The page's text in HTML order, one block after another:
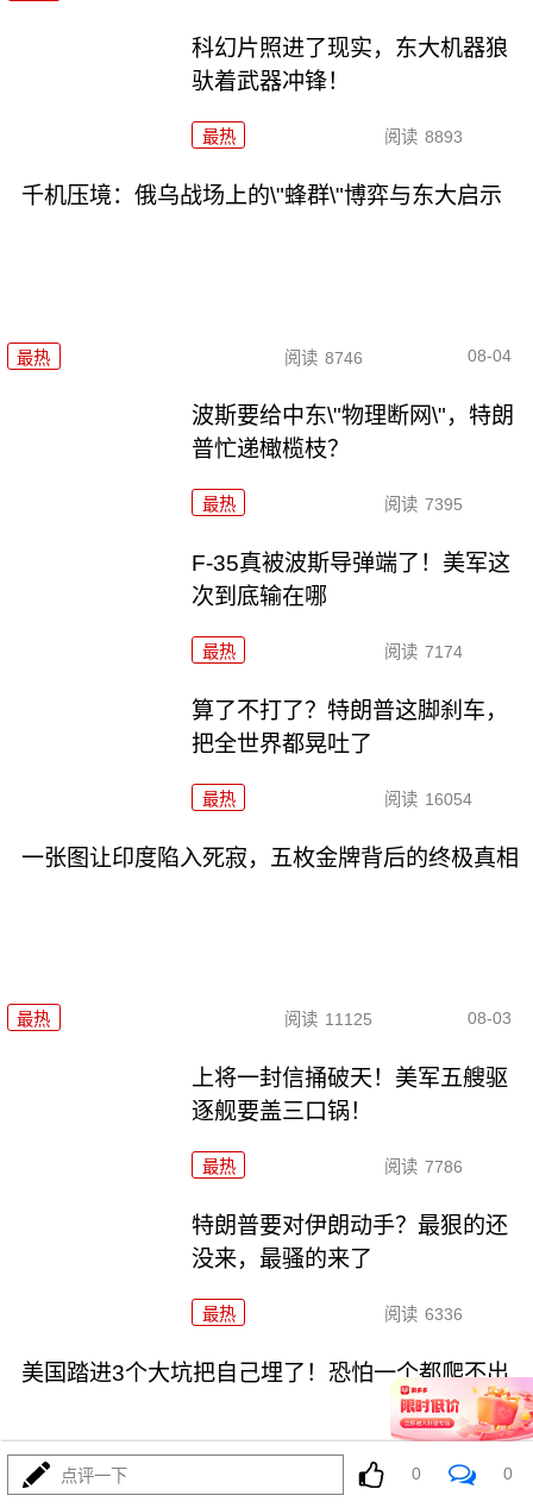
科幻片照进了现实，东大机器狼
驮着武器冲锋！
最热 阅读 8893
千机压境：俄乌战场上的\"蜂群\"博弈与东大启示
最热 阅读 8746 08-04
波斯要给中东\"物理断网\"，特朗
普忙递橄榄枝？
最热 阅读 7395
F-35真被波斯导弹端了！美军这
次到底输在哪
最热 阅读 7174
算了不打了？特朗普这脚刹车，
把全世界都晃吐了
最热 阅读 16054
一张图让印度陷入死寂，五枚金牌背后的终极真相
最热 阅读 11125 08-03
上将一封信捅破天！美军五艘驱
逐舰要盖三口锅！
最热 阅读 7786
特朗普要对伊朗动手？最狠的还
没来，最骚的来了
最热 阅读 6336
美国踏进3个大坑把自己埋了！恐怕一个都爬不出
点评一下 0 0